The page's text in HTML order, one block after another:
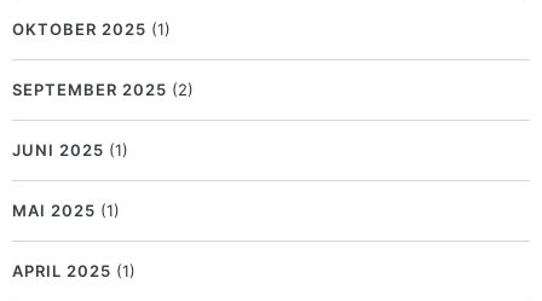
OKTOBER 2025 (1)
SEPTEMBER 2025 (2)
JUNI 2025 (1)
MAI 2025 (1)
APRIL 2025 (1)